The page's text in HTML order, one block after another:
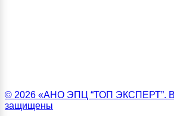
© 2026 «АНО ЭПЦ “ТОП ЭКСПЕРТ”.
защищены